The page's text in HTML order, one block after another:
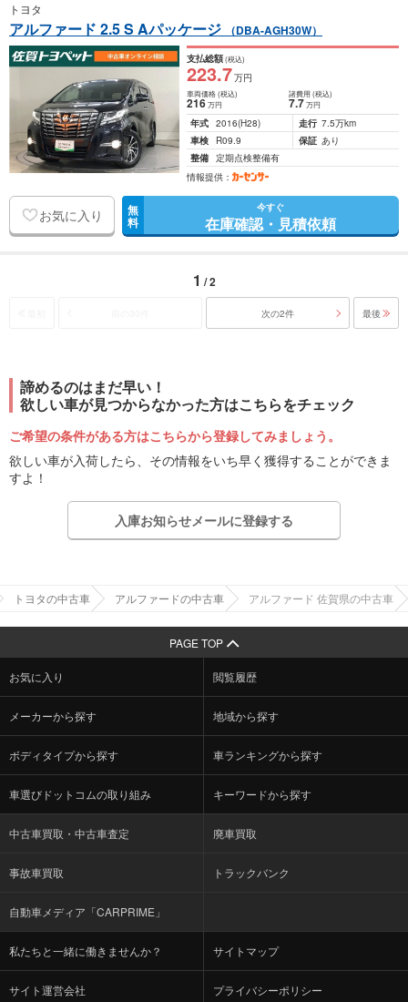
トヨタ
アルファード 2.5 S Aパッケージ （DBA-AGH30W）
支払総額(税込)
223.7万円
車両価格(税込)
216万円
諸費用 (税込)
7.7 万円
年式 2016(H28) 走行 7.5万km
車検
R09.9 保証 あり
整備 定期点検整備有
情報提供：
お気に入り 無
料
今すぐ
在庫確認・見積依頼
1 / 2
次の2件 最後
諦めるのはまだ早い！
欲しい車が見つからなかった方はこちらをチェック
ご希望の条件がある方はこちらから登録してみましょう。
欲しい車が入荷したら、その情報をいち早く獲得することができま
すよ！
入庫お知らせメールに登録する
トヨタの中古車 アルファードの中古車 アルファード 佐賀県の中古車
PAGE TOP
お気に入り 閲覧履歴
メーカーから探す 地域から探す
ボディタイプから探す 車ランキングから探す
車選びドットコムの取り組み キーワードから探す
中古車買取・中古車査定 廃車買取
事故車買取 トラックバンク
自動車メディア「CARPRIME」
私たちと一緒に働きませんか？ サイトマップ
サイト運営会社 プライバシーポリシー